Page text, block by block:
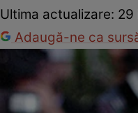
Ultima actualizare: 29
Adaugă-ne ca